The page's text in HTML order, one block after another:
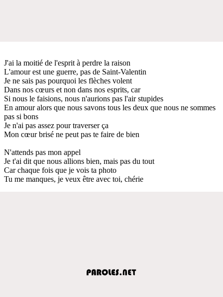
J'ai la moitié de l'esprit à perdre la raison
L'amour est une guerre, pas de Saint-Valentin
Je ne sais pas pourquoi les flèches volent
Dans nos cœurs et non dans nos esprits, car
Si nous le faisions, nous n'aurions pas l'air stupides
En amour alors que nous savons tous les deux que nous ne sommes
pas si bons
Je n'ai pas assez pour traverser ça
Mon cœur brisé ne peut pas te faire de bien
N'attends pas mon appel
Je t'ai dit que nous allions bien, mais pas du tout
Car chaque fois que je vois ta photo
Tu me manques, je veux être avec toi, chérie